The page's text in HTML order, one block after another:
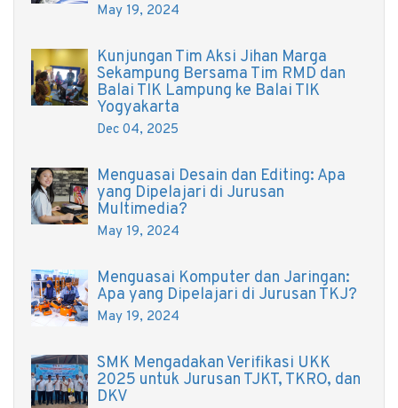
May 19, 2024
Kunjungan Tim Aksi Jihan Marga
Sekampung Bersama Tim RMD dan
Balai TIK Lampung ke Balai TIK
Yogyakarta
Dec 04, 2025
Menguasai Desain dan Editing: Apa
yang Dipelajari di Jurusan
Multimedia?
May 19, 2024
Menguasai Komputer dan Jaringan:
Apa yang Dipelajari di Jurusan TKJ?
May 19, 2024
SMK Mengadakan Verifikasi UKK
2025 untuk Jurusan TJKT, TKRO, dan
DKV